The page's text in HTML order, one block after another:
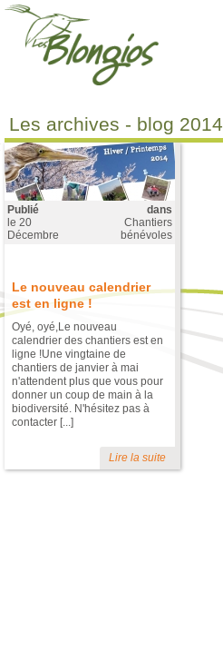
Aller au contenu principal
Les archives - blog 2014
Publié
le 20
Décembre
dans
Chantiers
bénévoles
Le nouveau calendrier
est en ligne !
Oyé, oyé,Le nouveau
calendrier des chantiers est en
ligne !Une vingtaine de
chantiers de janvier à mai
n'attendent plus que vous pour
donner un coup de main à la
biodiversité. N'hésitez pas à
contacter [...]
Lire la suite